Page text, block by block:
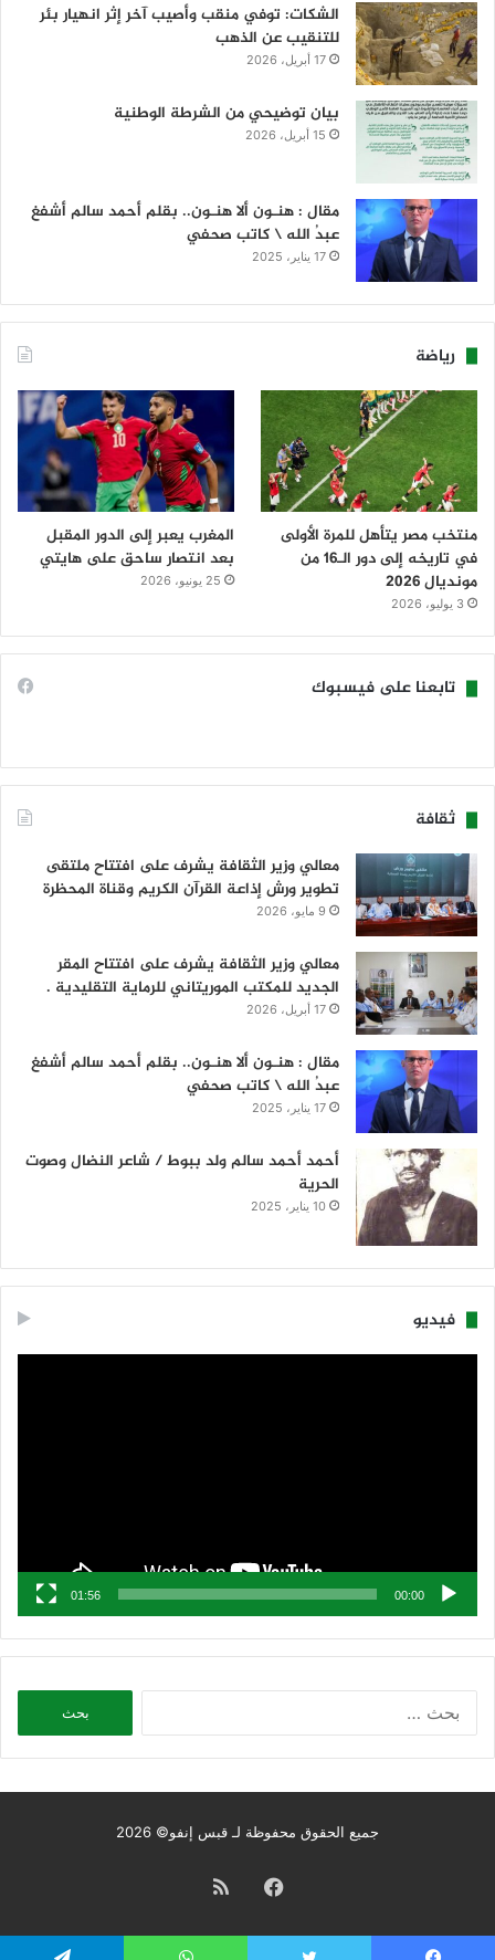
الشكات: توفي منقب وأصيب آخر إثر انهيار بئر
للتنقيب عن الذهب
17 أبريل، 2026
بيان توضيحي من الشرطة الوطنية
15 أبريل، 2026
مقال : هنـون ألا هنـون.. بقلم أحمد سالم أشفغ
عبدُ الله \ كاتب صحفي
17 يناير، 2025
رياضة
منتخب مصر يتأهل للمرة الأولى
في تاريخه إلى دور الـ16 من
مونديال 2026
3 يوليو، 2026
المغرب يعبر إلى الدور المقبل
بعد انتصار ساحق على هايتي
25 يونيو، 2026
تابعنا على فيسبوك
ثقافة
معالي وزير الثقافة يشرف على افتتاح ملتقى
تطوير ورش إذاعة القرآن الكريم وقناة المحظرة
9 مايو، 2026
معالي وزير الثقافة يشرف على افتتاح المقر
الجديد للمكتب الموريتاني للرماية التقليدية .
17 أبريل، 2026
مقال : هنـون ألا هنـون.. بقلم أحمد سالم أشفغ
عبدُ الله \ كاتب صحفي
17 يناير، 2025
أحمد أحمد سالم ولد ببوط / شاعر النضال وصوت
الحرية
10 يناير، 2025
فيديو
00:00
01:56
جميع الحقوق محفوظة لـ قبس إنفو© 2026
فيسبوكملخص
الموقع